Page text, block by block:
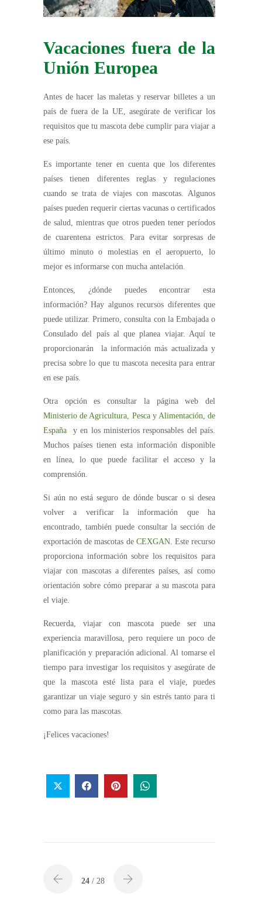
Vacaciones fuera de la
Unión Europea
Antes de hacer las maletas y reservar billetes a un
país de fuera de la UE, asegúrate de verificar los
requisitos que tu mascota debe cumplir para viajar a
ese país.
Es importante tener en cuenta que los diferentes
países tienen diferentes reglas y regulaciones
cuando se trata de viajes con mascotas. Algunos
países pueden requerir ciertas vacunas o certificados
de salud, mientras que otros pueden tener períodos
de cuarentena estrictos. Para evitar sorpresas de
último minuto o molestias en el aeropuerto, lo
mejor es informarse con mucha antelación.
Entonces, ¿dónde puedes encontrar esta
información? Hay algunos recursos diferentes que
puede utilizar. Primero, consulta con la Embajada o
Consulado del país al que planea viajar. Aquí te
proporcionarán la información más actualizada y
precisa sobre lo que tu mascota necesita para entrar
en ese país.
Otra opción es consultar la página web del
Ministerio de Agricultura, Pesca y Alimentación, de
España y en los ministerios responsables del país.
Muchos países tienen esta información disponible
en línea, lo que puede facilitar el acceso y la
comprensión.
Si aún no está seguro de dónde buscar o si desea
volver a verificar la información que ha
encontrado, también puede consultar la sección de
exportación de mascotas de CEXGAN. Este recurso
proporciona información sobre los requisitos para
viajar con mascotas a diferentes países, así como
orientación sobre cómo preparar a su mascota para
el viaje.
Recuerda, viajar con mascota puede ser una
experiencia maravillosa, pero requiere un poco de
planificación y preparación adicional. Al tomarse el
tiempo para investigar los requisitos y asegúrate de
que la mascota esté lista para el viaje, puedes
garantizar un viaje seguro y sin estrés tanto para ti
como para las mascotas.
¡Felices vacaciones!
24 / 28